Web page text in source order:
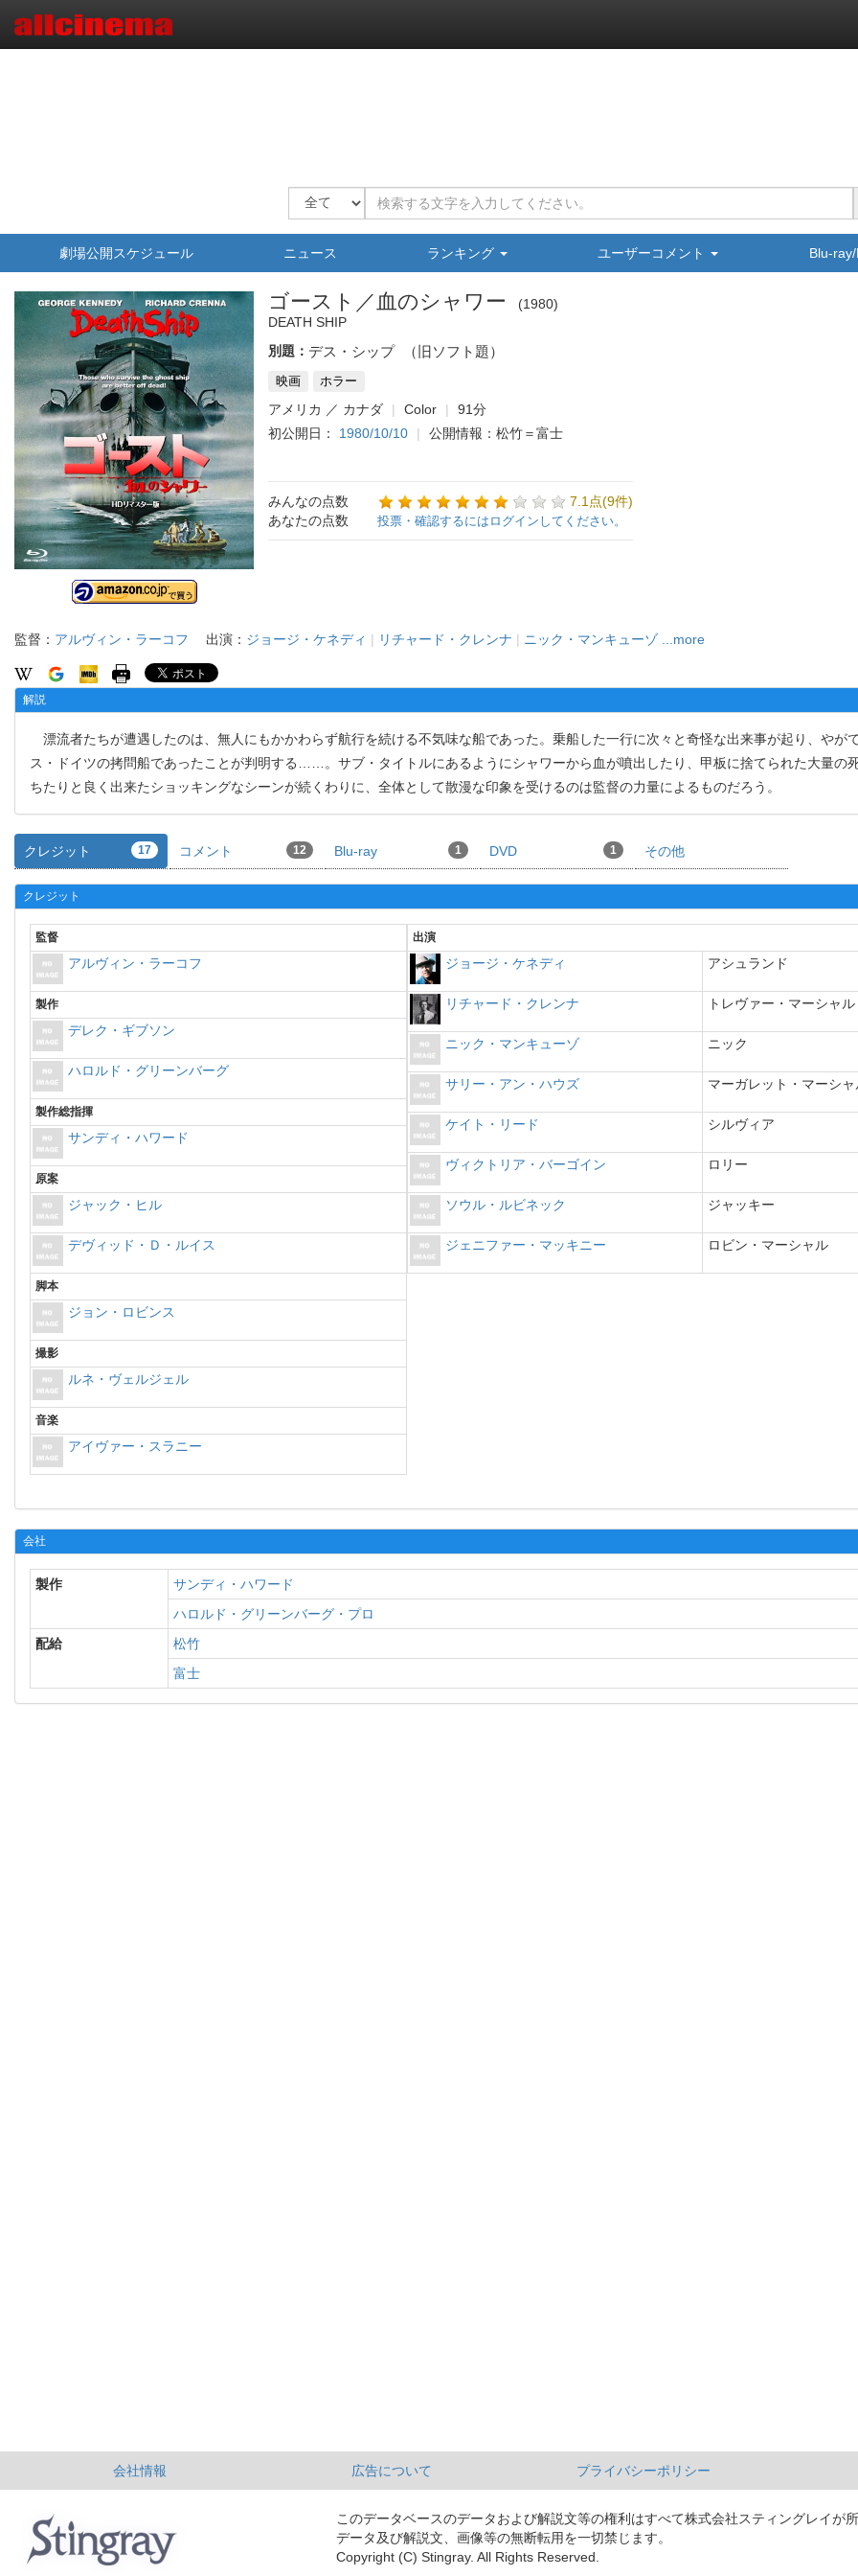
劇場公開スケジュール ニュース ランキング ユーザーコメント Blu-
ゴースト／血のシャワー
1980
DEATH SHIP
別題： デス・シップ （旧ソフト題）
映画 ホラー
アメリカ ／ カナダ Color
91分
初公開日： 1980/10/10 公開情報：松竹＝富士
みんなの点数
7.1点(9件)
あなたの点数
投票・確認するにはログインしてください。
監督： アルヴィン・ラーコフ 出演： ジョージ・ケネディ | リチャード・クレンナ | ニック・マンキューゾ ...more
解説
漂流者たちが遭遇したのは、無人にもかかわらず航行を続ける不気味な船であった。乗船した一行に次々と奇怪な出来事が起り、やが
ス・ドイツの拷問船であったことが判明する……。サブ・タイトルにあるようにシャワーから血が噴出したり、甲板に捨てられた大量の
ちたりと良く出来たショッキングなシーンが続くわりに、全体として散漫な印象を受けるのは監督の力量によるものだろう。
クレジット 17 コメント 12 Blu-ray 1 DVD 1 その他
クレジット
監督
アルヴィン・ラーコフ
製作
デレク・ギブソン
ハロルド・グリーンバーグ
製作総指揮
サンディ・ハワード
原案
ジャック・ヒル
デヴィッド・Ｄ・ルイス
脚本
ジョン・ロビンス
撮影
ルネ・ヴェルジェル
音楽
アイヴァー・スラニー
出演
ジョージ・ケネディ アシュランド
リチャード・クレンナ トレヴァー・マーシャル
ニック・マンキューゾ ニック
サリー・アン・ハウズ マーガレット・マーシャ
ケイト・リード シルヴィア
ヴィクトリア・バーゴイン ロリー
ソウル・ルビネック ジャッキー
ジェニファー・マッキニー ロビン・マーシャル
会社
製作
サンディ・ハワード
ハロルド・グリーンバーグ・プロ
配給
松竹
富士
会社情報 広告について プライバシーポリシー
このデータベースのデータおよび解説文等の権利はすべて株式会社スティングレイが
データ及び解説文、画像等の無断転用を一切禁じます。
Copyright (C) Stingray. All Rights Reserved.